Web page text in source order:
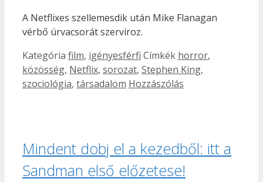
A Netflixes szellemesdik után Mike Flanagan
vérbő úrvacsorát szervíroz.
Kategória film, igényesférfi Címkék horror,
közösség, Netflix, sorozat, Stephen King,
szociológia, társadalom Hozzászólás
Mindent dobj el a kezedből: itt a
Sandman első előzetese!